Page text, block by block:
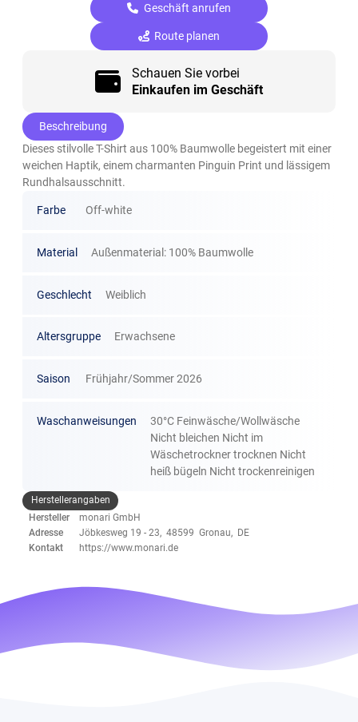
Geschäft anrufen
Route planen
Schauen Sie vorbei
Einkaufen im Geschäft
Beschreibung
Dieses stilvolle T-Shirt aus 100% Baumwolle begeistert mit einer
weichen Haptik, einem charmanten Pinguin Print und lässigem
Rundhalsausschnitt.
Farbe Off-white
Material Außenmaterial: 100% Baumwolle
Geschlecht Weiblich
Altersgruppe Erwachsene
Saison Frühjahr/Sommer 2026
Waschanweisungen
30°C Feinwäsche/Wollwäsche
Nicht bleichen Nicht im
Wäschetrockner trocknen Nicht
heiß bügeln Nicht trockenreinigen
Herstellerangaben
Hersteller
monari GmbH
Adresse
Jöbkesweg 19 - 23, 48599 Gronau, DE
Kontakt
https://www.monari.de